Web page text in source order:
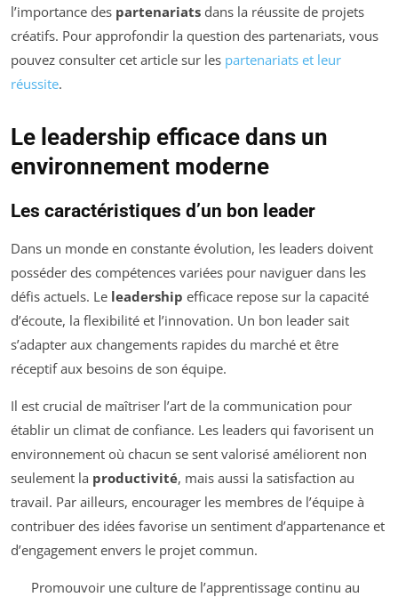
l’importance des partenariats dans la réussite de projets
créatifs. Pour approfondir la question des partenariats, vous
pouvez consulter cet article sur les partenariats et leur
réussite.
Le leadership efficace dans un
environnement moderne
Les caractéristiques d’un bon leader
Dans un monde en constante évolution, les leaders doivent
posséder des compétences variées pour naviguer dans les
défis actuels. Le leadership efficace repose sur la capacité
d’écoute, la flexibilité et l’innovation. Un bon leader sait
s’adapter aux changements rapides du marché et être
réceptif aux besoins de son équipe.
Il est crucial de maîtriser l’art de la communication pour
établir un climat de confiance. Les leaders qui favorisent un
environnement où chacun se sent valorisé améliorent non
seulement la productivité, mais aussi la satisfaction au
travail. Par ailleurs, encourager les membres de l’équipe à
contribuer des idées favorise un sentiment d’appartenance et
d’engagement envers le projet commun.
Promouvoir une culture de l’apprentissage continu au